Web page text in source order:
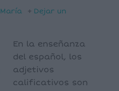
María
Dejar un
En la enseñanza
del español, los
adjetivos
calificativos son